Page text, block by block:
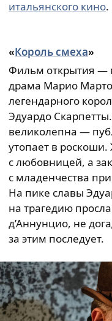
итальянского кино.
«Король смеха»
Фильм открытия —
драма Марио
легендарного
Эдуардо
великолепна —
утопает в
с любовницей, а
с младенчества
На пике славы
на трагедию
д’Аннунцио, не
за этим последует.